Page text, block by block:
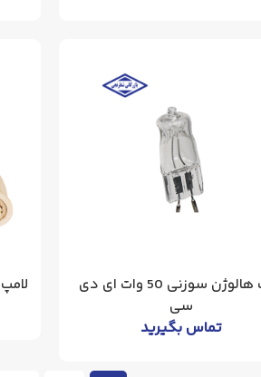
لامپ هالوژن سوزنی 50 وات ای دی
سی
تماس بگیرید